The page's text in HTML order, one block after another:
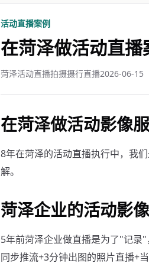
活动直播案例
在菏泽做活动直
菏泽活动直播拍摄摄行直播2026-06-15
在菏泽做活动影像
8年在菏泽的活动直播执行中，我
解。
菏泽企业的活动影
5年前菏泽企业做直播是为了"记录
同步推流+3分钟出图的照片直播+